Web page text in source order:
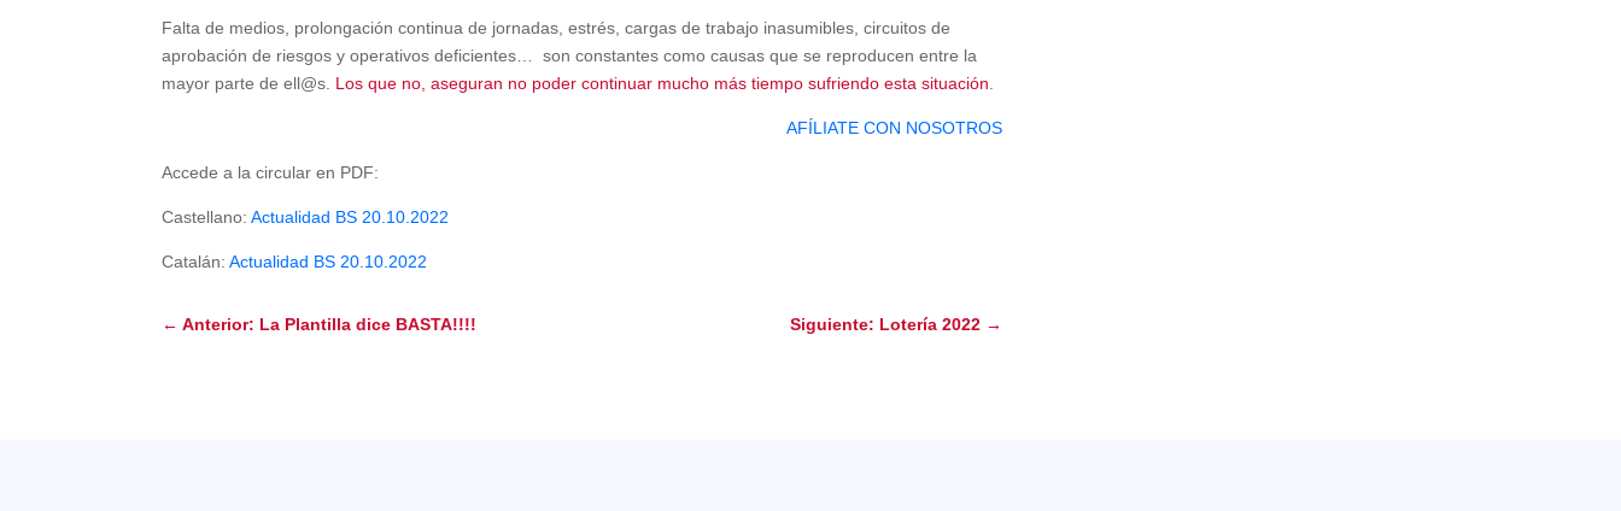
Falta de medios, prolongación continua de jornadas, estrés, cargas de trabajo inasumibles, circuitos de
aprobación de riesgos y operativos deficientes… son constantes como causas que se reproducen entre la
mayor parte de ell@s. Los que no, aseguran no poder continuar mucho más tiempo sufriendo esta situación
AFÍLIATE CON NOSOTROS
Accede a la circular en PDF:
Castellano:Actualidad BS 20.10.2022
Catalán:Actualidad BS 20.10.2022
←Anterior: La Plantilla dice BASTA!!!! Siguiente: Lotería 2022 →